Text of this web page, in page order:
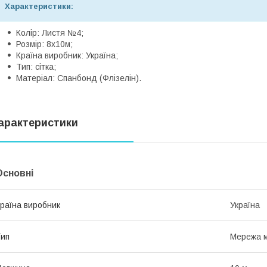
Характеристики:
Колір: Листя №4;
Розмір: 8х10м;
Країна виробник: Україна;
Тип: сітка;
Матеріал: Спанбонд (Флізелін).
виробник Україна
Мережа